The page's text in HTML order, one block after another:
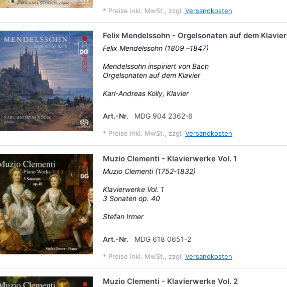
* Preise inkl. MwSt., zzgl. Versandkosten
Felix Mendelssohn - Orgelsonaten auf dem Klavier
Felix Mendelssohn (1809 –1847)
Mendelssohn inspiriert von Bach
Orgelsonaten auf dem Klavier
Karl-Andreas Kolly, Klavier
Art.-Nr. MDG 904 2362-6
* Preise inkl. MwSt., zzgl. Versandkosten
Muzio Clementi - Klavierwerke Vol. 1
Muzio Clementi (1752-1832)
Klavierwerke Vol. 1
3 Sonaten op. 40
Stefan Irmer
Art.-Nr. MDG 618 0651-2
* Preise inkl. MwSt., zzgl. Versandkosten
Muzio Clementi - Klavierwerke Vol. 2